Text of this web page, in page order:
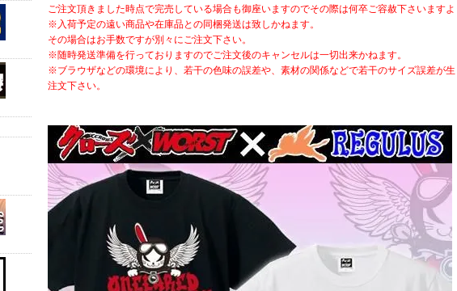
ご注文頂きました時点で完売している場合も御座いますのでその際は何卒ご容赦下さいますよ
※入荷予定の遠い商品や在庫品との同梱発送は致しかねます。
その場合はお手数ですが別々にご注文下さい。
※随時発送準備を行っておりますのでご注文後のキャンセルは一切出来かねます。
※ブラウザなどの環境により、若干の色味の誤差や、素材の関係などで若干のサイズ誤差が
注文下さい。